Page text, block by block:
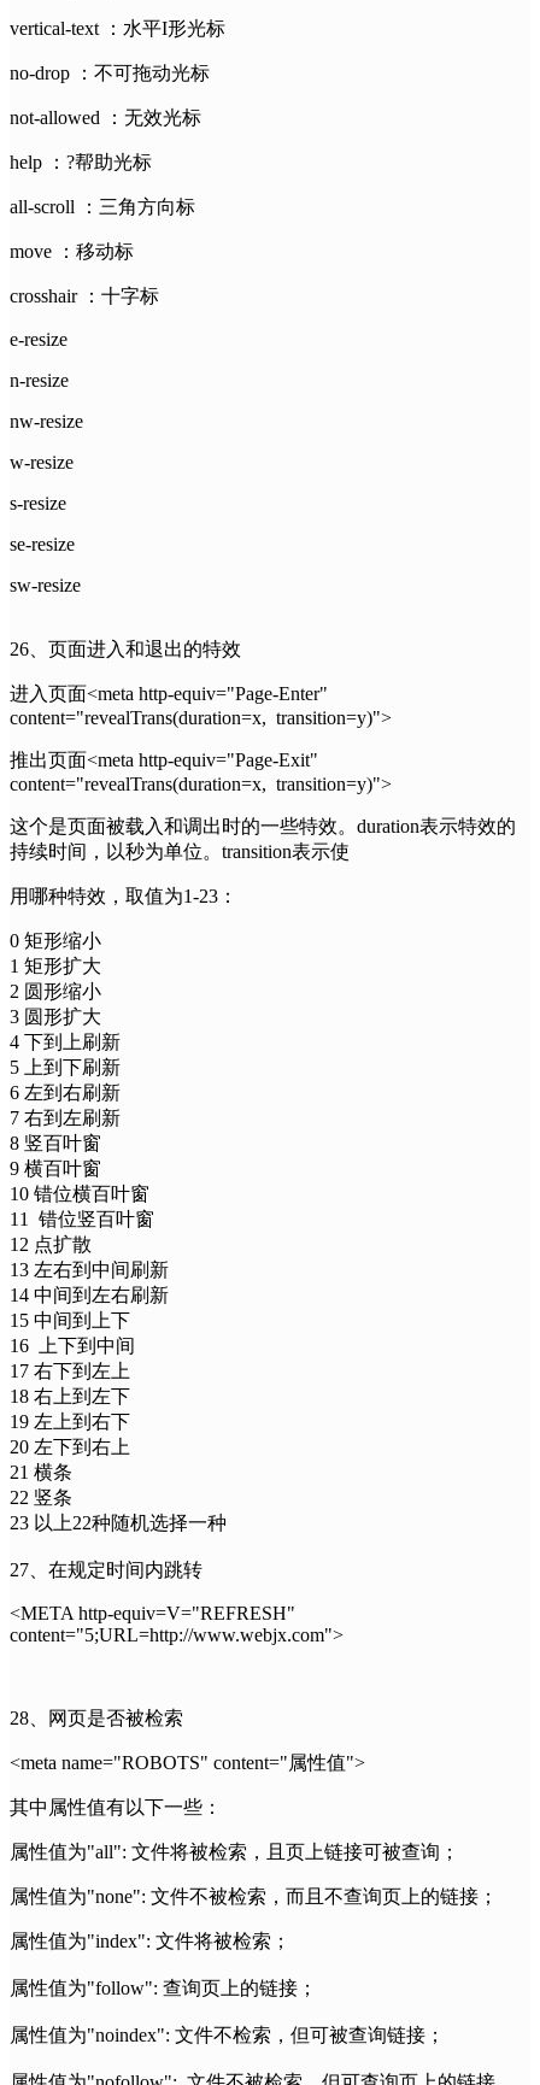
vertical-text ：水平I形光标
no-drop ：不可拖动光标
not-allowed ：无效光标
help ：?帮助光标
all-scroll ：三角方向标
move ：移动标
crosshair ：十字标
e-resize
n-resize
nw-resize
w-resize
s-resize
se-resize
sw-resize
26、页面进入和退出的特效
进入页面<meta http-equiv="Page-Enter"
content="revealTrans(duration=x, transition=y)">
推出页面<meta http-equiv="Page-Exit"
content="revealTrans(duration=x, transition=y)">
这个是页面被载入和调出时的一些特效。duration表示特效的
持续时间，以秒为单位。transition表示使
用哪种特效，取值为1-23：
0 矩形缩小
1 矩形扩大
2 圆形缩小
3 圆形扩大
4 下到上刷新
5 上到下刷新
6 左到右刷新
7 右到左刷新
8 竖百叶窗
9 横百叶窗
10 错位横百叶窗
11 错位竖百叶窗
12 点扩散
13 左右到中间刷新
14 中间到左右刷新
15 中间到上下
16 上下到中间
17 右下到左上
18 右上到左下
19 左上到右下
20 左下到右上
21 横条
22 竖条
23 以上22种随机选择一种
27、在规定时间内跳转
<META http-equiv=V="REFRESH"
content="5;URL=http://www.webjx.com">
28、网页是否被检索
<meta name="ROBOTS" content="属性值">
其中属性值有以下一些：
属性值为"all": 文件将被检索，且页上链接可被查询；
属性值为"none": 文件不被检索，而且不查询页上的链接；
属性值为"index": 文件将被检索；
属性值为"follow": 查询页上的链接；
属性值为"noindex": 文件不检索，但可被查询链接；